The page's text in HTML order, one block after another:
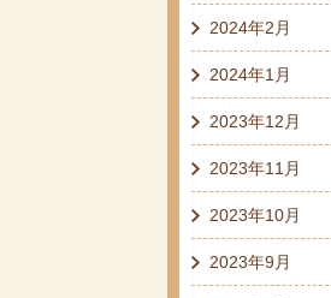
2024年2月
2024年1月
2023年12月
2023年11月
2023年10月
2023年9月